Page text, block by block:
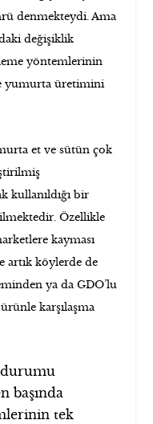
denmekteydi. Ama
değişiklik
yöntemlerinin
yumurta üretimini
et ve sütün çok
kullanıldığı bir
Özellikle
kayması
artık köylerde de
ya da GDO’lu
karşılaşma
durumu
başında
tek